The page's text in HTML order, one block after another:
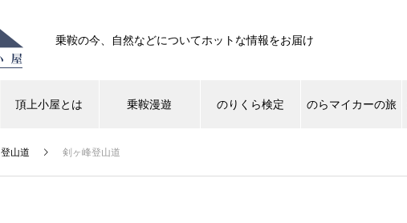
乗鞍の今、自然などについてホットな情報をお届け
頂上小屋とは 乗鞍漫遊 のりくら検定 のらマイカーの旅
高山植物 紅葉
登山道 剣ヶ峰登山道